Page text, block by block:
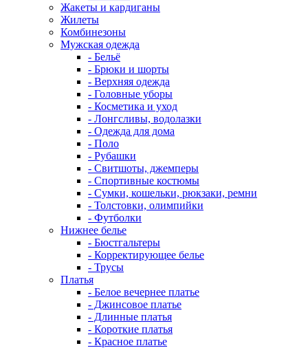
Жакеты и кардиганы
Жилеты
Комбинезоны
Мужская одежда
- Бельё
- Брюки и шорты
- Верхняя одежда
- Головные уборы
- Косметика и уход
- Лонгсливы, водолазки
- Одежда для дома
- Поло
- Рубашки
- Свитшоты, джемперы
- Спортивные костюмы
- Сумки, кошельки, рюкзаки, ремни
- Толстовки, олимпийки
- Футболки
Нижнее белье
- Бюстгальтеры
- Корректирующее белье
- Трусы
Платья
- Белое вечернее платье
- Джинсовое платье
- Длинные платья
- Короткие платья
- Красное платье